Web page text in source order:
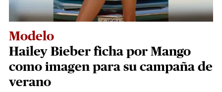
Modelo
Hailey Bieber ficha por Mango
como imagen para su campaña de
verano